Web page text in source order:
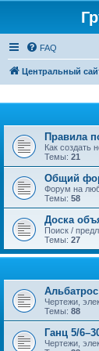
FAQ
Центральный
Правила
Как создать
Темы: 21
Общий
Форум на
Темы: 58
Доска
Поиск /
Темы: 27
Альбатрос
Чертежи,
Темы: 88
Ганц 5/
Чертежи,